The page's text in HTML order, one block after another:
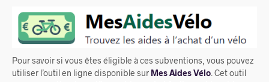
Pour savoir si vous êtes éligible à ces subventions, vous pouvez
utiliser l’outil en ligne disponible sur Mes Aides Vélo . Cet outil